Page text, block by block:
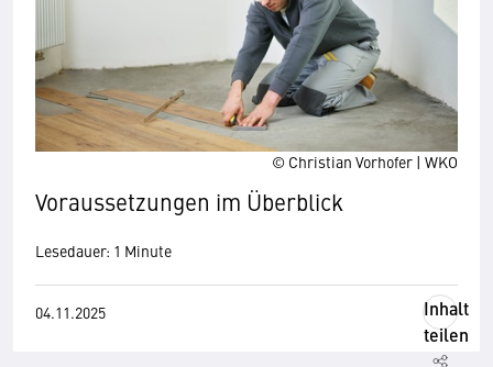
© Christian Vorhofer | WKO
Voraussetzungen im Überblick
Lesedauer: 1 Minute
04.11.2025
Inhalt
teilen